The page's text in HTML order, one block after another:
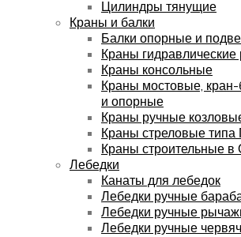
Цилиндры тянущие
Краны и балки
Балки опорные и
Краны
Краны консольные
Краны мостовые,
и опорные
Краны ручные
Краны стреловые типа
Краны строительные в
Лебедки
Канаты для лебедок
Лебедки ручные
Лебедки ручные
Лебедки ручные